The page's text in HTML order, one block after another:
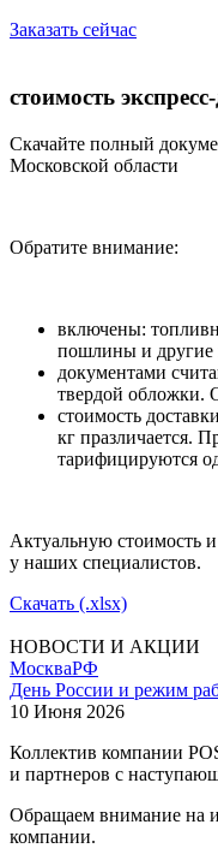
Заказать сейчас
стоимость
Скачайте полный
Московской области
Обратите внимание:
включены:
пошлины и другие
документами
твердой обложки.
стоимость
кг празличается.
тарифицируются
Актуальную стоимость
у наших специалистов.
Скачать (.xlsx)
НОВОСТИ И АКЦИИ
МоскваРФ
День России и режим
10 Июня 2026
Коллектив компании
и партнеров с
Обращаем внимание на
компании.